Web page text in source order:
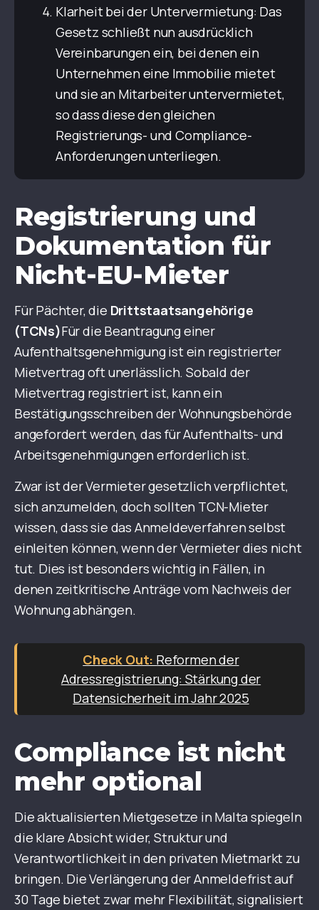
Klarheit bei der Untervermietung: Das
Gesetz schließt nun ausdrücklich
Vereinbarungen ein, bei denen ein
Unternehmen eine Immobilie mietet
und sie an Mitarbeiter untervermietet,
so dass diese den gleichen
Registrierungs- und Compliance-
Anforderungen unterliegen.
Registrierung und
Dokumentation für
Nicht-EU-Mieter
Für Pächter, die Drittstaatsangehörige
(TCNs)Für die Beantragung einer
Aufenthaltsgenehmigung ist ein registrierter
Mietvertrag oft unerlässlich. Sobald der
Mietvertrag registriert ist, kann ein
Bestätigungsschreiben der Wohnungsbehörde
angefordert werden, das für Aufenthalts- und
Arbeitsgenehmigungen erforderlich ist.
Zwar ist der Vermieter gesetzlich verpflichtet,
sich anzumelden, doch sollten TCN-Mieter
wissen, dass sie das Anmeldeverfahren selbst
einleiten können, wenn der Vermieter dies nicht
tut. Dies ist besonders wichtig in Fällen, in
denen zeitkritische Anträge vom Nachweis der
Wohnung abhängen.
Reformen der
Adressregistrierung: Stärkung der
Datensicherheit im Jahr 2025
Compliance ist nicht
mehr optional
Die aktualisierten Mietgesetze in Malta spiegeln
die klare Absicht wider, Struktur und
Verantwortlichkeit in den privaten Mietmarkt zu
bringen. Die Verlängerung der Anmeldefrist auf
30 Tage bietet zwar mehr Flexibilität, signalisiert